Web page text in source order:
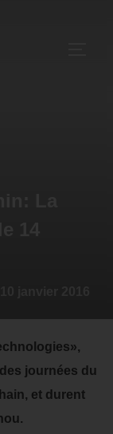
journées du
et durent